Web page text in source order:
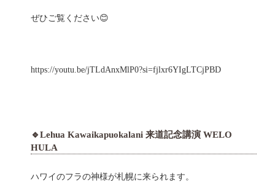
ぜひご覧ください😊
https://youtu.be/jTLdAnxMlP0?si=fjlxr6YIgLTCjPBD
🔹Lehua Kawaikapuokalani 来道記念講演 WELO
HULA
ハワイのフラの神様が札幌に来られます。